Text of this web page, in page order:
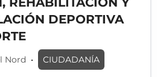
DEPORTIVA
Nord • CIUDADANÍA